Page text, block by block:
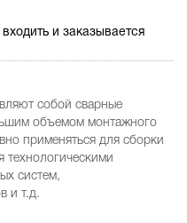
и заказывается
собой сварные
объемом монтажного
применяться для сборки
технологическими
систем,
и т.д.